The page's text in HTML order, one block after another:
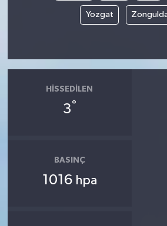
Yozgat
HISSEDILEN
3°
BASINÇ
1016 hpa